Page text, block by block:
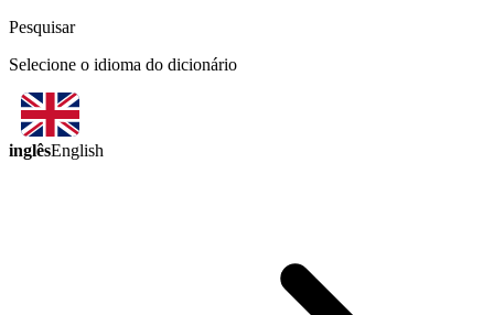
Pesquisar
Selecione o idioma do dicionário
inglêsEnglish